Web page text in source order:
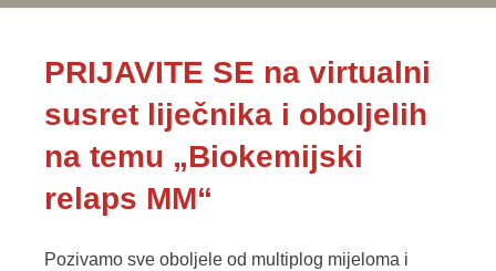
PRIJAVITE SE na virtualni
susret liječnika i oboljelih
na temu „Biokemijski
relaps MM“
Pozivamo sve oboljele od multiplog mijeloma i